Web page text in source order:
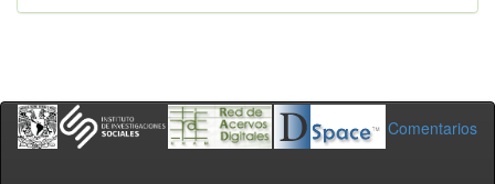
Comentarios